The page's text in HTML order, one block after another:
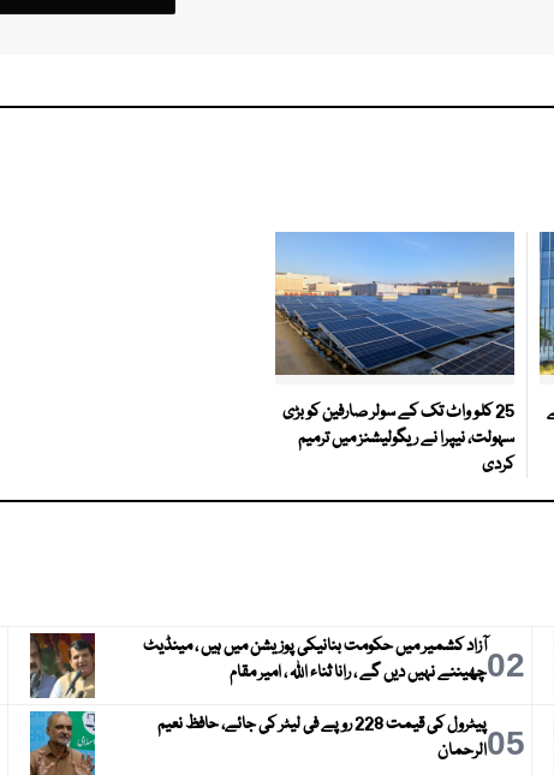
25 کلو واٹ تک کے سولر صارفین کو بڑی
سہولت، نیپرا نے ریگولیشنز میں ترمیم
کردی
02آزاد کشمیر میں حکومت بنانیکی پوزیشن میں ہیں ، مینڈیٹ
چھیننے نہیں دیں گے ، رانا ثناء اللہ ، امیر مقام
05
پیٹرول کی قیمت 228 روپے فی لیٹر کی جائے، حافظ نعیم
الرحمان